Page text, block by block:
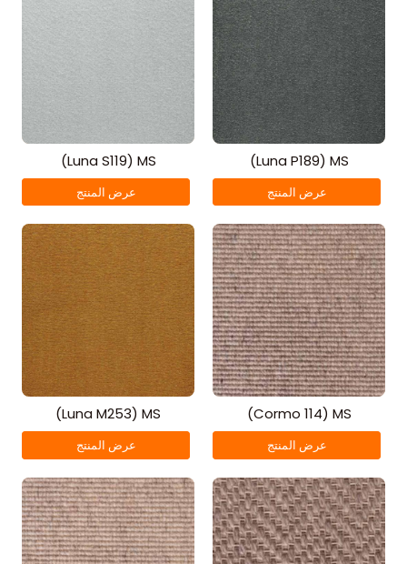
(Luna S119) MS
عرض المنتج
(Luna P189) MS
عرض المنتج
(Luna M253) MS
عرض المنتج
(Cormo 114) MS
عرض المنتج